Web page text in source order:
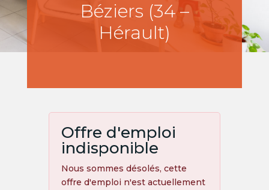
Béziers (34 –
Hérault)
Offre d'emploi
indisponible
Nous sommes désolés, cette
offre d'emploi n'est actuellement